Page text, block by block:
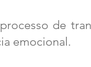
de
emocional.